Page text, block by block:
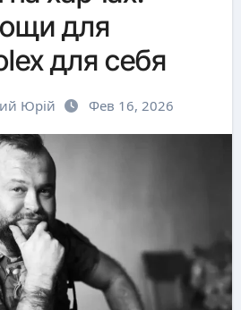
для
для себя
Юрій Фев 16, 2026